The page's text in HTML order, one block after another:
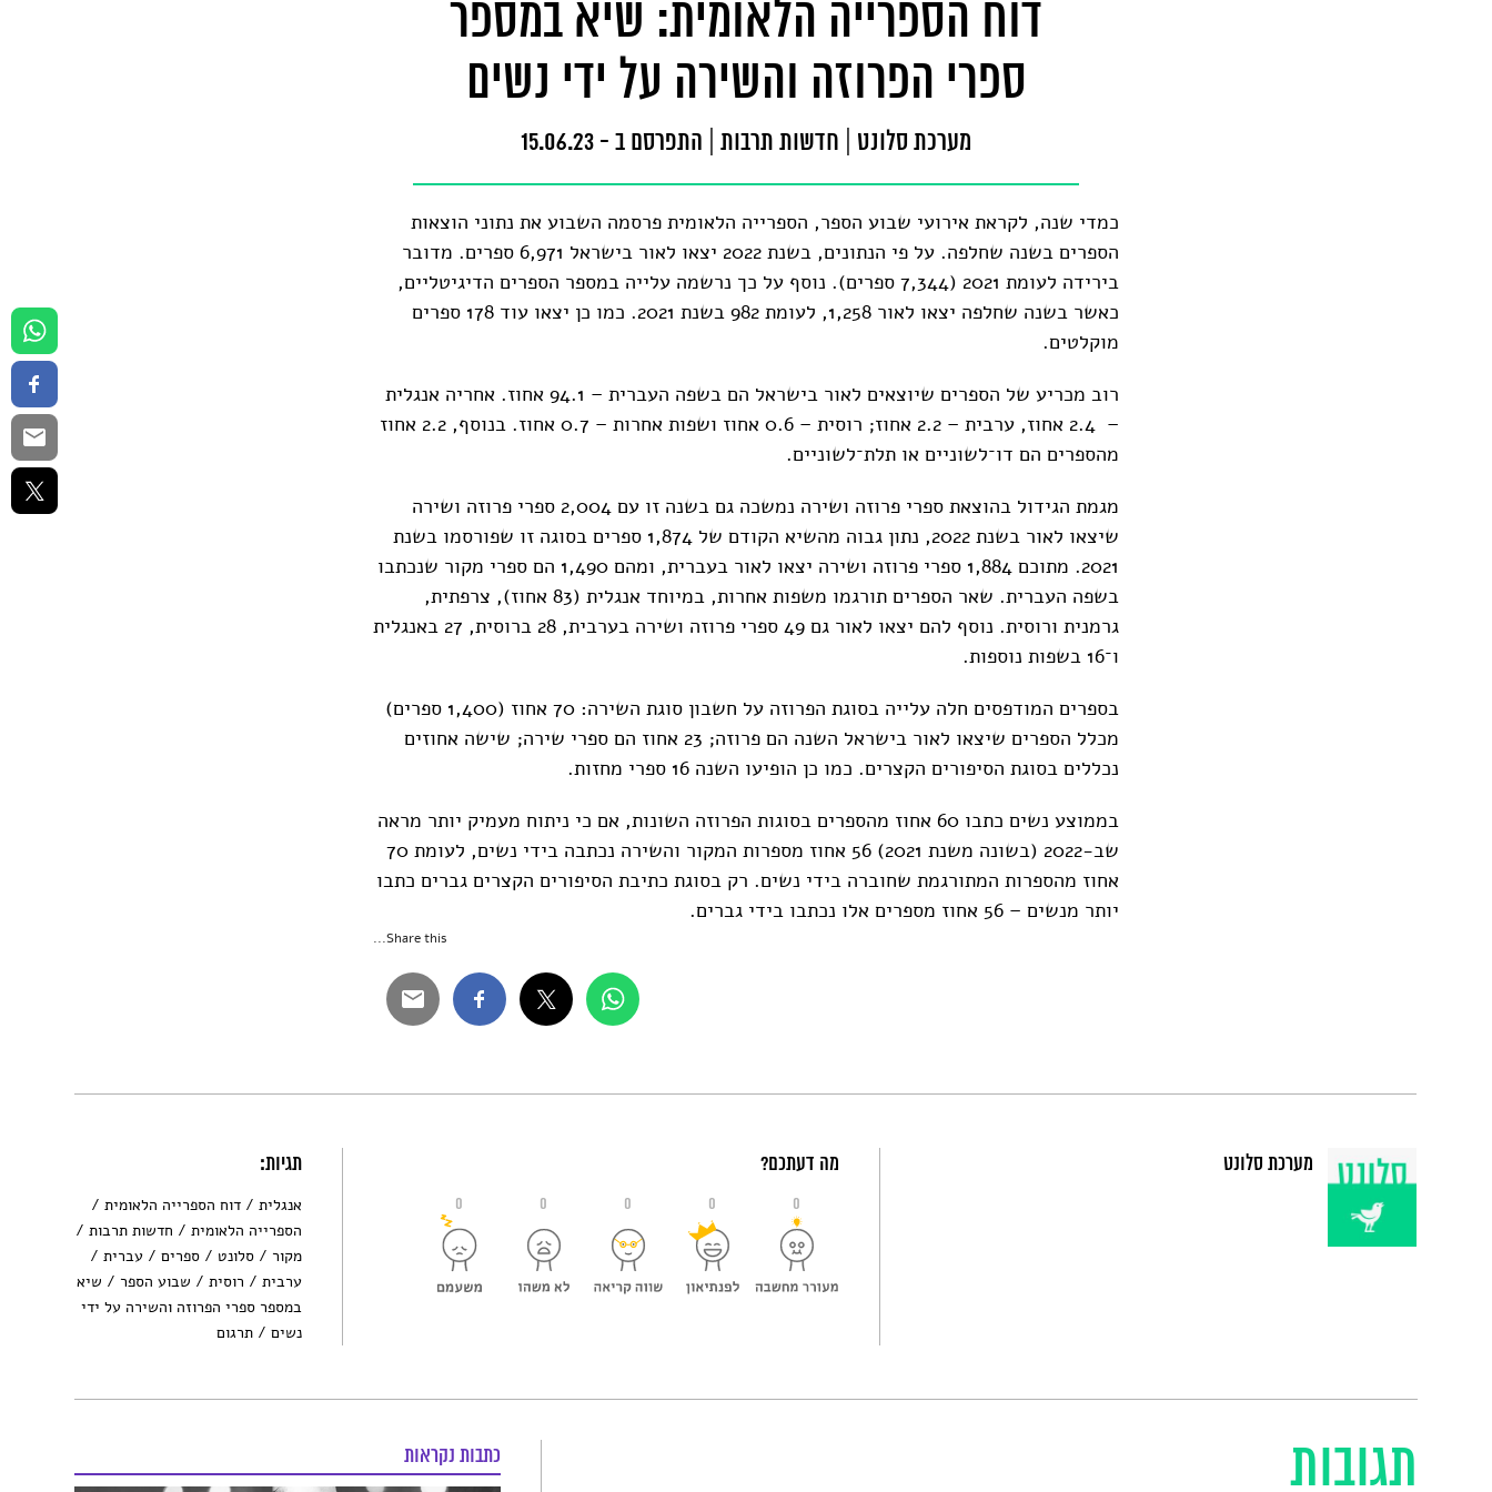
דוח הספרייה הלאומית: שיא במספר
ספרי הפרוזה והשירה על ידי נשים
מערכת סלונט חדשות תרבות התפרסם ב - 15.06.23
כמדי שנה, לקראת אירועי שבוע הספר, הספרייה הלאומית פרסמה השבוע את נתוני הוצאות
הספרים בשנה שחלפה. על פי הנתונים, בשנת 2022 יצאו לאור בישראל 6,971 ספרים. מדובר
בירידה לעומת 2021 (7,344 ספרים). נוסף על כך נרשמה עלייה במספר הספרים הדיגיטליים,
כאשר בשנה שחלפה יצאו לאור 1,258, לעומת 982 בשנת 2021. כמו כן יצאו עוד 178 ספרים
מוקלטים.
רוב מכריע של הספרים שיוצאים לאור בישראל הם בשפה העברית – 94.1 אחוז. אחריה אנגלית
– 2.4 אחוז, ערבית – 2.2 אחוז; רוסית – 0.6 אחוז ושפות אחרות – 0.7 אחוז. בנוסף, 2.2 אחוז
מהספרים הם דו־לשוניים או תלת־לשוניים.
מגמת הגידול בהוצאת ספרי פרוזה ושירה נמשכה גם בשנה זו עם 2,004 ספרי פרוזה ושירה
שיצאו לאור בשנת 2022, נתון גבוה מהשיא הקודם של 1,874 ספרים בסוגה זו שפורסמו בשנת
2021. מתוכם 1,884 ספרי פרוזה ושירה יצאו לאור בעברית, ומהם 1,490 הם ספרי מקור שנכתבו
בשפה העברית. שאר הספרים תורגמו משפות אחרות, במיוחד אנגלית (83 אחוז), צרפתית,
גרמנית ורוסית. נוסף להם יצאו לאור גם 49 ספרי פרוזה ושירה בערבית, 28 ברוסית, 27 באנגלית
ו־16 בשפות נוספות.
בספרים המודפסים חלה עלייה בסוגת הפרוזה על חשבון סוגת השירה: 70 אחוז (1,400 ספרים)
מכלל הספרים שיצאו לאור בישראל השנה הם פרוזה; 23 אחוז הם ספרי שירה; שישה אחוזים
נכללים בסוגת הסיפורים הקצרים. כמו כן הופיעו השנה 16 ספרי מחזות.
בממוצע נשים כתבו 60 אחוז מהספרים בסוגות הפרוזה השונות, אם כי ניתוח מעמיק יותר מראה
שב-2022 (בשונה משנת 2021) 56 אחוז מספרות המקור והשירה נכתבה בידי נשים, לעומת 70
אחוז מהספרות המתורגמת שחוברה בידי נשים. רק בסוגת כתיבת הסיפורים הקצרים גברים כתבו
יותר מנשים – 56 אחוז מספרים אלו נכתבו בידי גברים.
Share this...
מערכת סלונט מה דעתכם?
0 0 0 0 0
תגיות:
אנגלית
דוח הספרייה הלאומית
הספרייה הלאומית
חדשות תרבות
מקור
סלונט ספרים
עברית
ערבית
רוסית שבוע הספר
שיא
במספר ספרי הפרוזה והשירה על ידי
נשים
תרגום
תגובות כתבות נקראות